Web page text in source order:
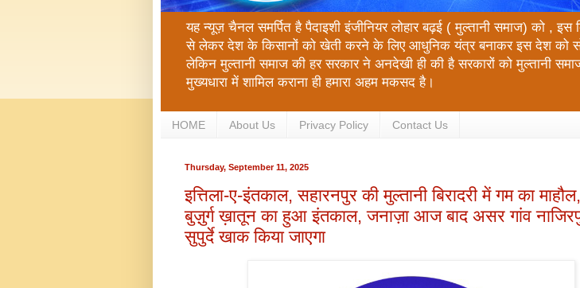
यह न्यूज़ चैनल समर्पित है पैदाइशी इंजीनियर लोहार बढ़ई ( मुल्तानी समाज) को ,
से लेकर देश के किसानों को खेती करने के लिए आधुनिक यंत्र बनाकर इस देश को
लेकिन मुल्तानी समाज की हर सरकार ने अनदेखी ही की है सरकारों को मुल्तानी
मुख्यधारा में शामिल कराना ही हमारा अहम मकसद है।
HOME About Us Privacy Policy Contact Us
Thursday, September 11, 2025
इत्तिला-ए-इंतकाल, सहारनपुर की मुल्तानी बिरादरी में गम का
बुज़ुर्ग ख़ातून का हुआ इंतकाल, जनाज़ा आज बाद असर गांव
सुपुर्दे खाक किया जाएगा